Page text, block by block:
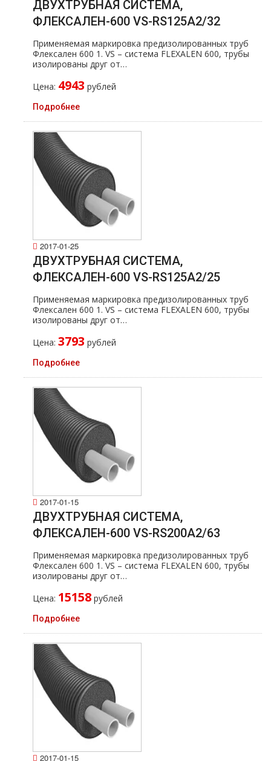
ДВУХТРУБНАЯ СИСТЕМА,
ФЛЕКСАЛЕН-600 VS-RS125A2/32
Применяемая маркировка предизолированных тpуб
Флексален 600 1. VS – система FLEXALEN 600, тpубы
изолированы друг от…
Цена: 4943 рублей
Подробнее
2017-01-25
ДВУХТРУБНАЯ СИСТЕМА,
ФЛЕКСАЛЕН-600 VS-RS125A2/25
Применяемая маркировка предизолированных тpуб
Флексален 600 1. VS – система FLEXALEN 600, тpубы
изолированы друг от…
Цена: 3793 рублей
Подробнее
2017-01-15
ДВУХТРУБНАЯ СИСТЕМА,
ФЛЕКСАЛЕН-600 VS-RS200A2/63
Применяемая маркировка предизолированных тpуб
Флексален 600 1. VS – система FLEXALEN 600, тpубы
изолированы друг от…
Цена: 15158 рублей
Подробнее
2017-01-15